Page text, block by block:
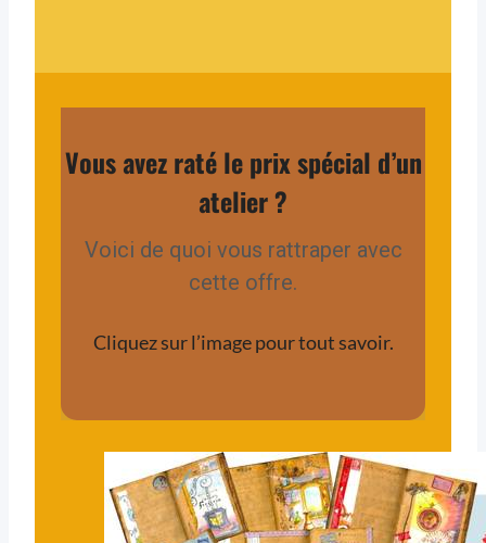
Vous avez raté le prix spécial d’un
atelier ?
Voici de quoi vous rattraper avec
cette offre.
Cliquez sur l’image pour tout savoir.